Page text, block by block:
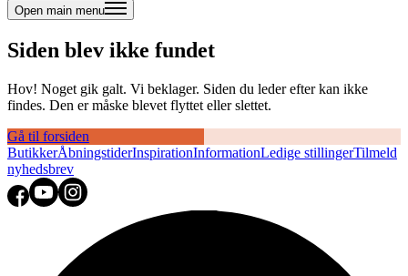
Open main menu
Siden blev ikke fundet
Hov! Noget gik galt. Vi beklager. Siden du leder efter kan ikke
findes. Den er måske blevet flyttet eller slettet.
Gå til forsiden
ButikkerÅbningstiderInspirationInformationLedige stillingerTilmeld
nyhedsbrev